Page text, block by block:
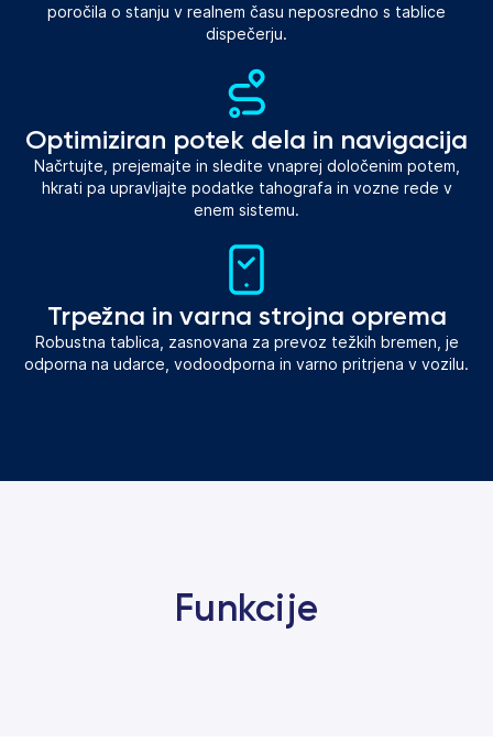
poročila o stanju v realnem času neposredno s tablice
dispečerju.
Optimiziran potek dela in navigacija
Načrtujte, prejemajte in sledite vnaprej določenim potem,
hkrati pa upravljajte podatke tahografa in vozne rede v
enem sistemu.
Trpežna in varna strojna oprema
Robustna tablica, zasnovana za prevoz težkih bremen, je
odporna na udarce, vodoodporna in varno pritrjena v vozilu.
Funkcije